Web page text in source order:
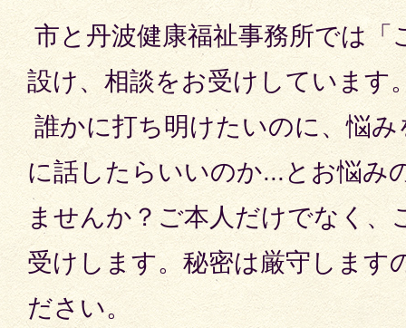
市と丹波健康福祉事務所では「
設け、相談をお受けしています
誰かに打ち明けたいのに、悩
に話したらいいのか...とお悩み
ませんか？ご本人だけでなく、
受けします。秘密は厳守します
ださい。